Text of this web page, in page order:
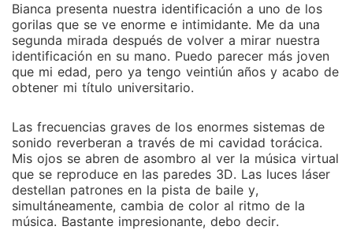
Bianca presenta nuestra identificación a uno de los
gorilas que se ve enorme e intimidante. Me da una
segunda mirada después de volver a mirar nuestra
identificación en su mano. Puedo parecer más joven
que mi edad, pero ya tengo veintiún años y acabo de
obtener mi título universitario.
Las frecuencias graves de los enormes sistemas de
sonido reverberan a través de mi cavidad torácica.
Mis ojos se abren de asombro al ver la música virtual
que se reproduce en las paredes 3D. Las luces láser
destellan patrones en la pista de baile y,
simultáneamente, cambia de color al ritmo de la
música. Bastante impresionante, debo decir.